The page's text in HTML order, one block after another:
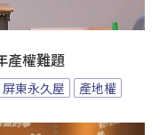
產權難題
屏東永久屋 產地權